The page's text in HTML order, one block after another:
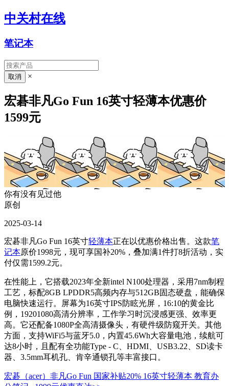
中关村在线
笔记本
×
宏碁非凡Go Fun 16英寸轻薄本优惠价
1599元
你有没有见过他
原创
2025-03-14
宏碁非凡Go Fun 16英寸轻薄本正在以优惠价格出售。这款笔
记本原价1998元，现可享国补20%，叠加满1件打8折活动，实
付仅需1599.2元。
在性能上，它搭载2023年全新intel N100处理器，采用7nm制程
工艺，标配8GB LPDDR5高频内存与512GB固态硬盘，能确保
电脑快速运行。屏幕为16英寸IPS防眩光屏，16:10的黄金比
例，19201080高清分辨率，工作学习时沉浸感更强、效率更
高。它还配备1080P全高清摄像头，有硬件级防窥开关。其他
方面，支持WiFi5与蓝牙5.0，内置45.6Wh大容量电池，续航可
达8小时，且配有全功能Type - C、HDMI、USB3.22、SD读卡
器、3.5mm耳机孔、肯辛通锁孔等丰富接口。
宏碁（acer）非凡Go Fun 国家补贴20% 16英寸轻薄本 教育办